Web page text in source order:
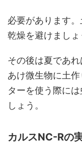
必要があります
乾燥を避けましょ
その後は夏であ
あけ微生物に土
ターを使う際に
しょう。
カルスNC-Rの